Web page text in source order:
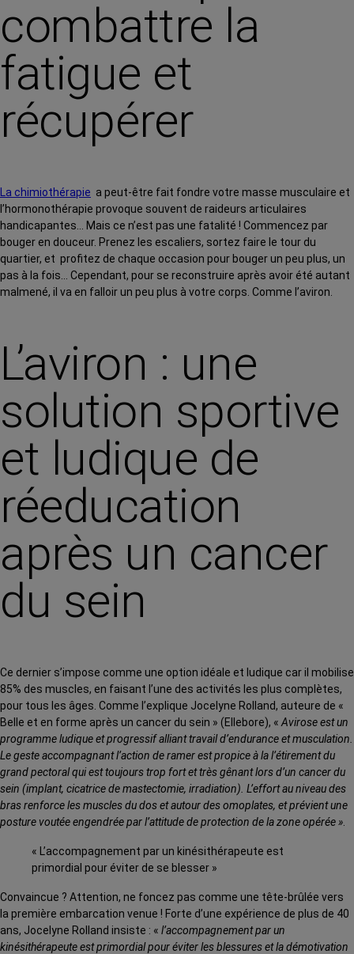
combattre la
fatigue et
récupérer
La chimiothérapie a peut-être fait fondre votre masse musculaire et
l’hormonothérapie provoque souvent de raideurs articulaires
handicapantes… Mais ce n’est pas une fatalité ! Commencez par
bouger en douceur. Prenez les escaliers, sortez faire le tour du
quartier, et profitez de chaque occasion pour bouger un peu plus, un
pas à la fois… Cependant, pour se reconstruire après avoir été autant
malmené, il va en falloir un peu plus à votre corps. Comme l’aviron.
L’aviron : une
solution sportive
et ludique de
réeducation
après un cancer
du sein
Ce dernier s’impose comme une option idéale et ludique car il mobilise
85% des muscles, en faisant l’une des activités les plus complètes,
pour tous les âges. Comme l’explique Jocelyne Rolland, auteure de «
Belle et en forme après un cancer du sein » (Ellebore), « Avirose est un
programme ludique et progressif alliant travail d’endurance et musculation.
Le geste accompagnant l’action de ramer est propice à la l’étirement du
grand pectoral qui est toujours trop fort et très gênant lors d’un cancer du
sein (implant, cicatrice de mastectomie, irradiation). L’effort au niveau des
bras renforce les muscles du dos et autour des omoplates, et prévient une
posture voutée engendrée par l’attitude de protection de la zone opérée »
« L’accompagnement par un kinésithérapeute est
primordial pour éviter de se blesser »
Convaincue ? Attention, ne foncez pas comme une tête-brûlée vers
la première embarcation venue ! Forte d’une expérience de plus de 40
ans, Jocelyne Rolland insiste : « l’accompagnement par un
kinésithérapeute est primordial pour éviter les blessures et la démotivation